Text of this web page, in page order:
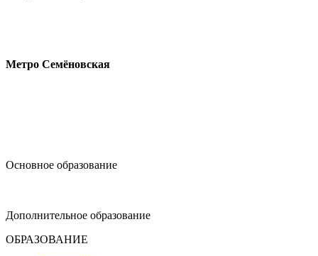
Метро Семёновская
Основное образование
Дополнительное образование
ОБРАЗОВАНИЕ